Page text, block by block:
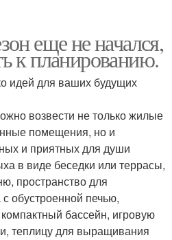
еще не начался,
к планированию.
идей для ваших будущих
возвести не только жилые
помещения, но и
и приятных для души
в виде беседки или террасы,
пространство для
обустроенной печью,
бассейн, игровую
теплицу для выращивания